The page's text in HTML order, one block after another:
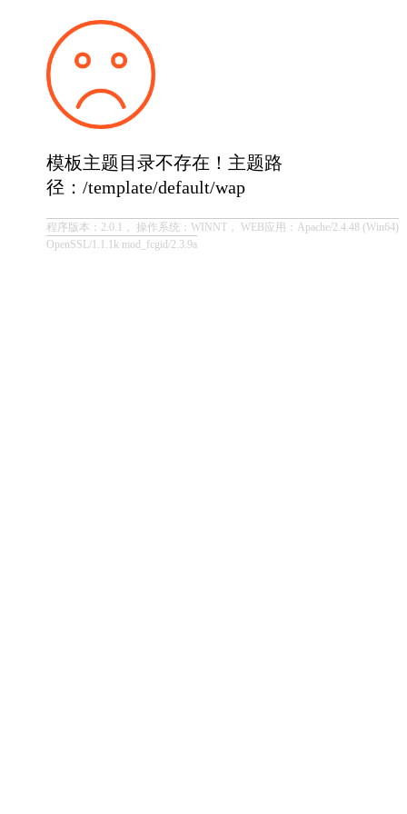
模板主题目录不存在！主题路
径：/template/default/wap
程序版本：2.0.1， 操作系统：WINNT， WEB应用：Apache/2.4.48 (Win64)
OpenSSL/1.1.1k mod_fcgid/2.3.9a